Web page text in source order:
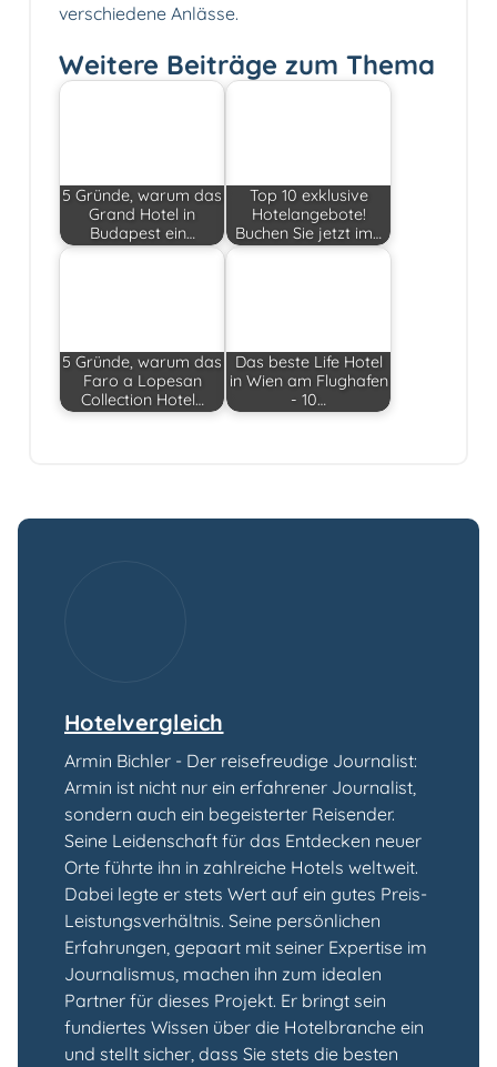
verschiedene Anlässe.
Weitere Beiträge zum Thema
5 Gründe, warum das
Grand Hotel in
Budapest ein…
Top 10 exklusive
Hotelangebote!
Buchen Sie jetzt im…
5 Gründe, warum das
Faro a Lopesan
Collection Hotel…
Das beste Life Hotel
in Wien am Flughafen
- 10…
Hotelvergleich
Armin Bichler - Der reisefreudige Journalist:
Armin ist nicht nur ein erfahrener Journalist,
sondern auch ein begeisterter Reisender.
Seine Leidenschaft für das Entdecken neuer
Orte führte ihn in zahlreiche Hotels weltweit.
Dabei legte er stets Wert auf ein gutes Preis-
Leistungsverhältnis. Seine persönlichen
Erfahrungen, gepaart mit seiner Expertise im
Journalismus, machen ihn zum idealen
Partner für dieses Projekt. Er bringt sein
fundiertes Wissen über die Hotelbranche ein
und stellt sicher, dass Sie stets die besten